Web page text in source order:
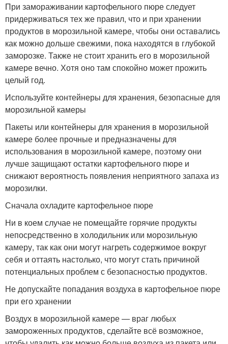
При замораживании картофельного пюре следует
придерживаться тех же правил, что и при хранении
продуктов в морозильной камере, чтобы они оставались
как можно дольше свежими, пока находятся в глубокой
заморозке. Также не стоит хранить его в морозильной
камере вечно. Хотя оно там спокойно может прожить
целый год.
Используйте контейнеры для хранения, безопасные для
морозильной камеры
Пакеты или контейнеры для хранения в морозильной
камере более прочные и предназначены для
использования в морозильной камере, поэтому они
лучше защищают остатки картофельного пюре и
снижают вероятность появления неприятного запаха из
морозилки.
Сначала охладите картофельное пюре
Ни в коем случае не помещайте горячие продукты
непосредственно в холодильник или морозильную
камеру, так как они могут нагреть содержимое вокруг
себя и оттаять настолько, что могут стать причиной
потенциальных проблем с безопасностью продуктов.
Не допускайте попадания воздуха в картофельное пюре
при его хранении
Воздух в морозильной камере — враг любых
замороженных продуктов, сделайте всё возможное,